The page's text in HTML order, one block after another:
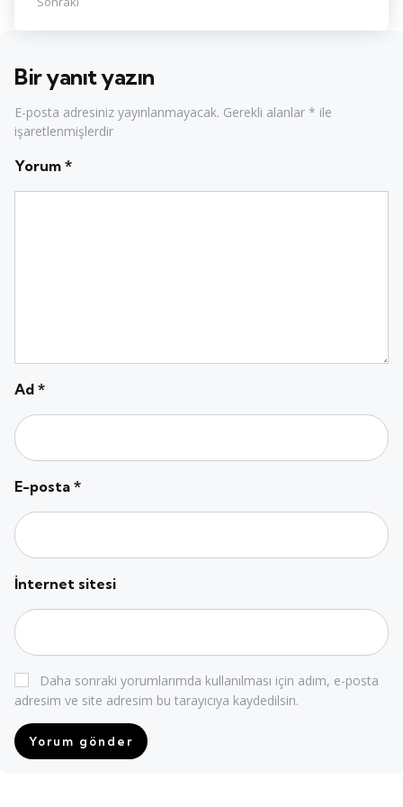
Bir yanıt yazın
E-posta adresiniz yayınlanmayacak. Gerekli alanlar * ile
işaretlenmişlerdir
Yorum *
Ad *
E-posta *
İnternet sitesi
Daha sonraki yorumlarımda kullanılması için adım, e-posta
adresim ve site adresim bu tarayıcıya kaydedilsin.